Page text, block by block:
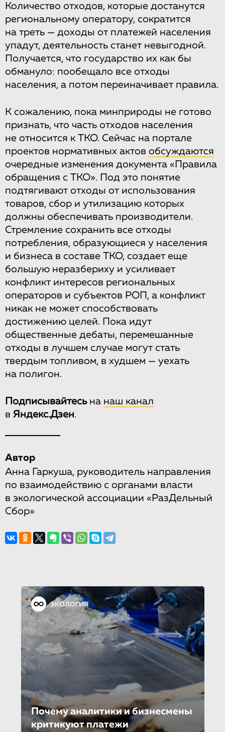
Количество отходов, которые достанутся
региональному оператору, сократится
на треть — доходы от платежей населения
упадут, деятельность станет невыгодной.
Получается, что государство их как бы
обмануло: пообещало все отходы
населения, а потом переиначивает правила.
К сожалению, пока минприроды не готово
признать, что часть отходов населения
не относится к ТКО. Сейчас на портале
проектов нормативных актов обсуждаются
очередные изменения документа «Правила
обращения с ТКО». Под это понятие
подтягивают отходы от использования
товаров, сбор и утилизацию которых
должны обеспечивать производители.
Стремление сохранить все отходы
потребления, образующиеся у населения
и бизнеса в составе ТКО, создает еще
большую неразбериху и усиливает
конфликт интересов региональных
операторов и субъектов РОП, а конфликт
никак не может способствовать
достижению целей. Пока идут
общественные дебаты, перемешанные
отходы в лучшем случае могут стать
твердым топливом, в худшем — уехать
на полигон.
Подписывайтесьна наш канал
в Яндекс.Дзен.
Автор
Анна Гаркуша, руководитель направления
по взаимодействию с органами власти
в экологической ассоциации «РазДельный
Сбор»
ЭКОЛОГИЯ
Почему аналитики и бизнесмены
критикуют платежи